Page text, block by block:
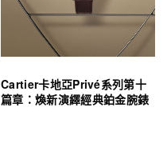
Cartier卡地亞Privé系列第十
篇章：煥新演繹經典鉑金腕錶